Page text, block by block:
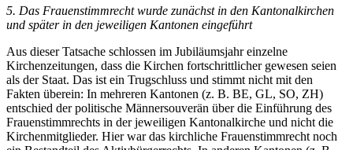
5. Das Frauenstimmrecht wurde zunächst in den Kantonalkirchen
und später in den jeweiligen Kantonen eingeführt
Aus dieser Tatsache schlossen im Jubiläumsjahr einzelne
Kirchenzeitungen, dass die Kirchen fortschrittlicher gewesen seien
als der Staat. Das ist ein Trugschluss und stimmt nicht mit den
Fakten überein: In mehreren Kantonen (z. B. BE, GL, SO, ZH)
entschied der politische Männersouverän über die Einführung des
Frauenstimmrechts in der jeweiligen Kantonalkirche und nicht die
Kirchenmitglieder. Hier war das kirchliche Frauenstimmrecht noch